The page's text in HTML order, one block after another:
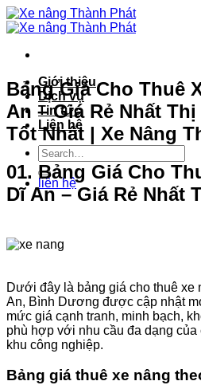
Bỏ
qua
dung
Giới thiệu
Dịch vụ
Tin tức
Liên hệ
liên hệ
Bảng Giá Cho Thuê
An – Giá Rẻ Nhất
Tốt Nhất | Xe Nâng
01. Bảng Giá Cho
Dĩ An – Giá Rẻ Nhất
Dưới đây là bảng giá cho thuê xe
An, Bình Dương được cập nhật
mức giá cạnh tranh, minh bạch,
phù hợp với nhu cầu đa dạng của
khu công nghiệp.
Bảng giá thuê xe nâng